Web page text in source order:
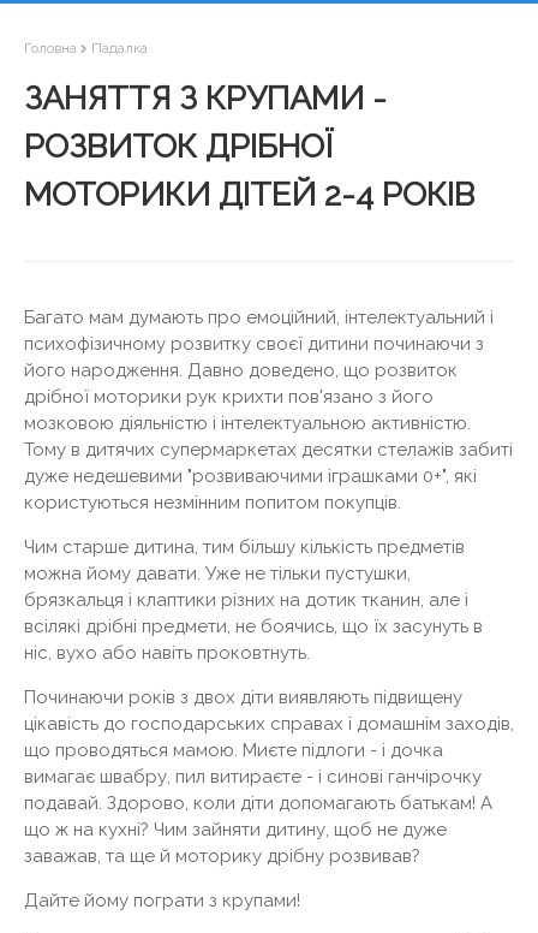
Головна Падалка
ЗАНЯТТЯ З КРУПАМИ -
РОЗВИТОК ДРІБНОЇ
МОТОРИКИ ДІТЕЙ 2-4 РОКІВ
Багато мам думають про емоційний, інтелектуальний і
психофізичному розвитку своєї дитини починаючи з
його народження. Давно доведено, що розвиток
дрібної моторики рук крихти пов'язано з його
мозковою діяльністю і інтелектуальною активністю.
Тому в дитячих супермаркетах десятки стелажів забиті
дуже недешевими "розвиваючими іграшками 0+", які
користуються незмінним попитом покупців.
Чим старше дитина, тим більшу кількість предметів
можна йому давати. Уже не тільки пустушки,
брязкальця і ​​клаптики різних на дотик тканин, але і
всілякі дрібні предмети, не боячись, що їх засунуть в
ніс, вухо або навіть проковтнуть.
Починаючи років з двох діти виявляють підвищену
цікавість до господарських справах і домашнім заходів,
що проводяться мамою. Миєте підлоги - і дочка
вимагає швабру, пил витираєте - і синові ганчірочку
подавай. Здорово, коли діти допомагають батькам! А
що ж на кухні? Чим зайняти дитину, щоб не дуже
заважав, та ще й моторику дрібну розвивав?
Дайте йому пограти з крупами!